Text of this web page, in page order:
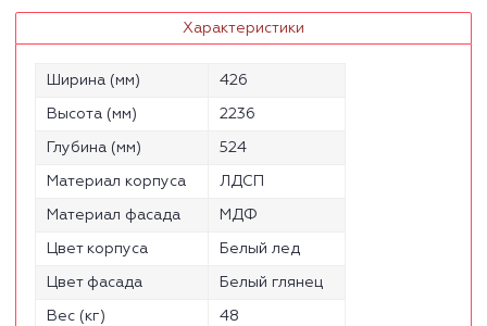
Характеристики
Ширина (мм) 426
Высота (мм) 2236
Глубина (мм) 524
Материал корпуса ЛДСП
Материал фасада МДФ
Цвет корпуса Белый лед
Цвет фасада Белый глянец
Вес (кг) 48